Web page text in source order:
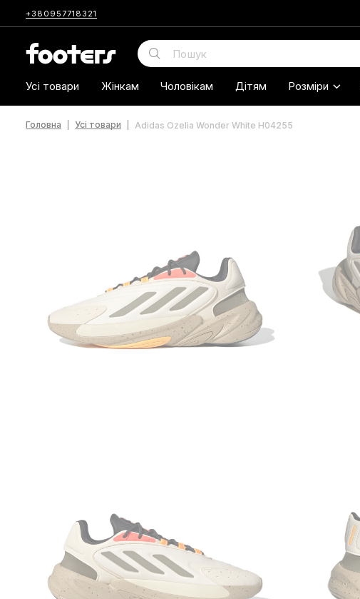
+380957718321
Усі товари Жінкам Чоловікам Дітям Розміри
Головна Усі товари Adidas Ozelia Wonder White H04255